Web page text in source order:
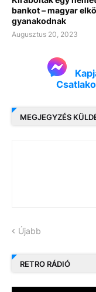
bankot – magyar
gyanakodnak
Augusztus 20, 2023
MEGJEGYZÉS
Újabb
RETRO RÁDIÓ